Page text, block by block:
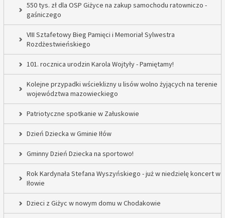
550 tys. zł dla OSP Giżyce na zakup samochodu ratowniczo -
gaśniczego
VIII Sztafetowy Bieg Pamięci i Memoriał Sylwestra
Rozdżestwieńskiego
101. rocznica urodzin Karola Wojtyły - Pamiętamy!
Kolejne przypadki wścieklizny u lisów wolno żyjących na terenie
województwa mazowieckiego
Patriotyczne spotkanie w Załuskowie
Dzień Dziecka w Gminie Iłów
Gminny Dzień Dziecka na sportowo!
Rok Kardynała Stefana Wyszyńskiego - już w niedzielę koncert w
Iłowie
Dzieci z Giżyc w nowym domu w Chodakowie